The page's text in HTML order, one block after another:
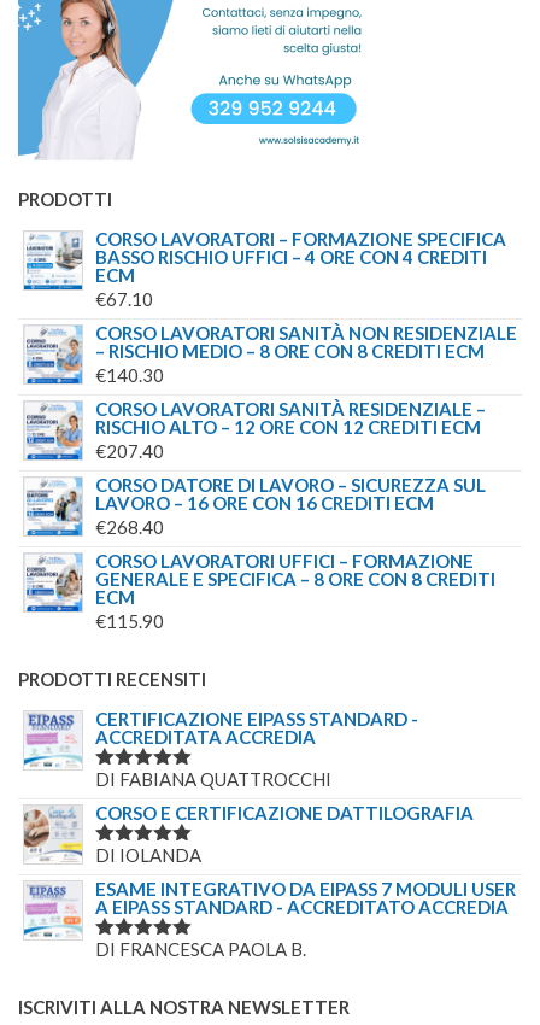
€65.00
A
PRODOTTI
CORSO LAVORATORI – FORMAZIONE SPECIFICA
BASSO RISCHIO UFFICI – 4 ORE CON 4 CREDITI
ECM
€67.10
CORSO LAVORATORI SANITÀ NON RESIDENZIALE
– RISCHIO MEDIO – 8 ORE CON 8 CREDITI ECM
€140.30
CORSO LAVORATORI SANITÀ RESIDENZIALE –
RISCHIO ALTO – 12 ORE CON 12 CREDITI ECM
€207.40
CORSO DATORE DI LAVORO – SICUREZZA SUL
LAVORO – 16 ORE CON 16 CREDITI ECM
€268.40
CORSO LAVORATORI UFFICI – FORMAZIONE
GENERALE E SPECIFICA – 8 ORE CON 8 CREDITI
ECM
€115.90
PRODOTTI RECENSITI
CERTIFICAZIONE EIPASS STANDARD -
ACCREDITATA ACCREDIA
VALUTATO
DI FABIANA QUATTROCCHI
CORSO E CERTIFICAZIONE DATTILOGRAFIA
VALUTATO
DI IOLANDA
ESAME INTEGRATIVO DA EIPASS 7 MODULI USER
A EIPASS STANDARD - ACCREDITATO ACCREDIA
VALUTATO
DI FRANCESCA PAOLA B.
ISCRIVITI ALLA NOSTRA NEWSLETTER